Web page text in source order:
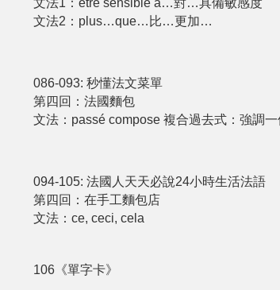
文法1：être sensible à…對…具備敏感度
文法2：plus…que…比…更加…
086-093: 秒懂法文菜單
第四回：法國麵包
文法：passé compose 複合過去式：強調
094-105: 法國人天天必說24小時生活法語
第四回：在手工麵包店
文法：ce, ceci, cela
106《單字卡》